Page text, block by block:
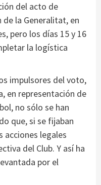
del acto de
la Generalitat, en
pero los días 15 y 16
la logística
impulsores del voto,
en representación de
​​no sólo se han
que, si se fijaban
acciones legales
del Club. Y así ha
por el